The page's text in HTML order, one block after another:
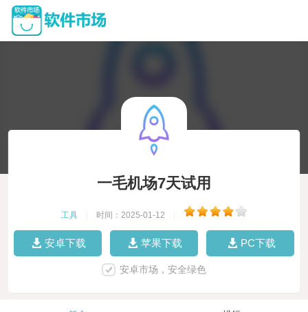
一毛机场7天试用
工具 时间：2025-01-12
安卓下载 苹果下载 PC下载
安卓市场，安全绿色